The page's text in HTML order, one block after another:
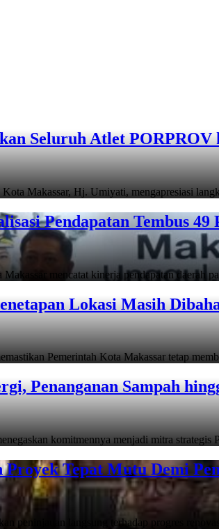
Seluruh Atlet PORPROV
Makassar, Hj. Umiyati, mengapresiasi
Pendapatan Tembus 49
mencatat kinerja pendapatan daerah
Lokasi Masih
Pemerintah Kota Makassar tetap
Penanganan Sampah
komitmennya menjadi mitra strategis
Tepat Mutu Demi
peninjauan langsung terhadap progres